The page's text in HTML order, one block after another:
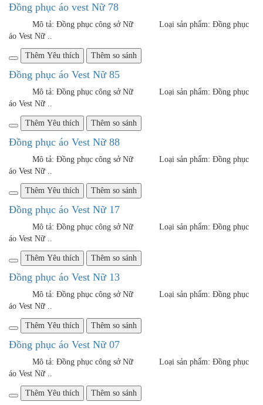
áo Vest Nữ ..
Thêm Yêu thích Thêm so sánh
Mô tả: Đồng phục công sở Nữ Loại sản phẩm: Đồng phục
áo Vest Nữ ..
Thêm Yêu thích Thêm so sánh
Mô tả: Đồng phục công sở Nữ Loại sản phẩm: Đồng phục
áo Vest Nữ ..
Thêm Yêu thích Thêm so sánh
Mô tả: Đồng phục công sở Nữ Loại sản phẩm: Đồng phục
áo Vest Nữ ..
Thêm Yêu thích Thêm so sánh
Mô tả: Đồng phục công sở Nữ Loại sản phẩm: Đồng phục
áo Vest Nữ ..
Thêm Yêu thích Thêm so sánh
Mô tả: Đồng phục công sở Nữ Loại sản phẩm: Áo Vest
Nữ&nbs..
Thêm Yêu thích Thêm so sánh
Mô tả: Đồng phục công sở Nữ Loại sản phẩm: Đồng phục